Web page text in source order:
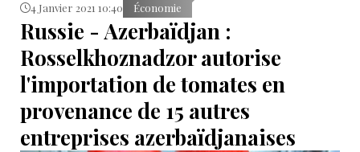
4 Janvier 2021 10:40 Économie
Russie - Azerbaïdjan :
Rosselkhoznadzor autorise
l'importation de tomates en
provenance de 15 autres
entreprises azerbaïdjanaises